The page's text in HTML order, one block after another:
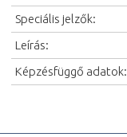
Speciális jelzők:
Leírás:
Képzésfüggő adatok: